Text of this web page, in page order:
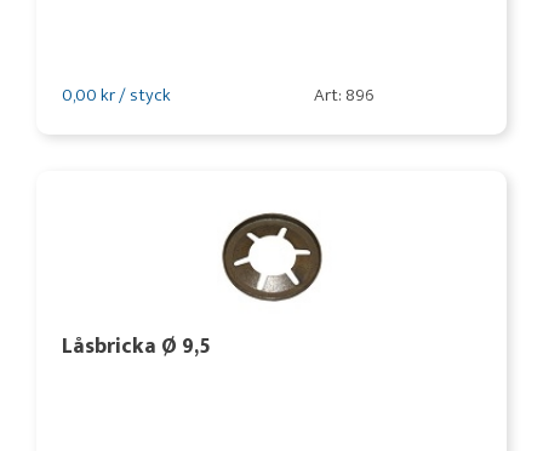
0,00 kr / styck Art: 896
Låsbricka Ø 9,5